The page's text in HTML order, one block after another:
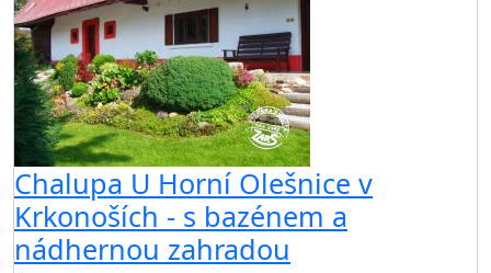
Chalupa U Horní Olešnice v
Krkonoších - s bazénem a
nádhernou zahradou